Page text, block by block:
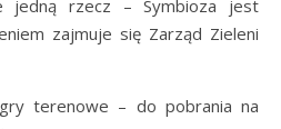
rzecz – Symbioza jest
zajmuje się Zarząd Zieleni
terenowe – do pobrania na